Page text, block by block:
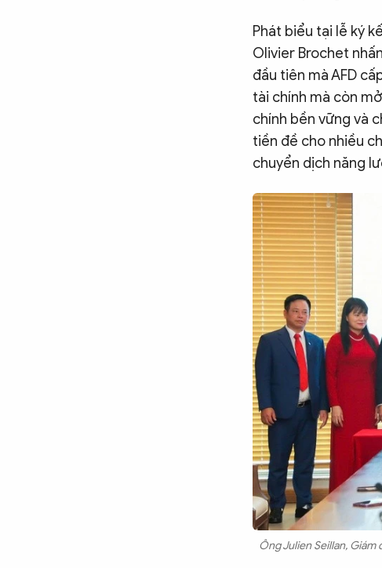
Phát biểu tại lễ ký
Olivier Brochet
đầu tiên mà AFD
tài chính mà còn
chính bền vững và
tiền đề cho nhiều
chuyển dịch năng
Ông Julien Seillan,